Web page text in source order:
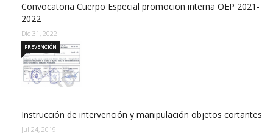
Convocatoria Cuerpo Especial promocion interna OEP 2021-
2022
Dic 31, 2022
Instrucción de intervención y manipulación objetos cortantes
PREVENCIÓN
Jul 24, 2019